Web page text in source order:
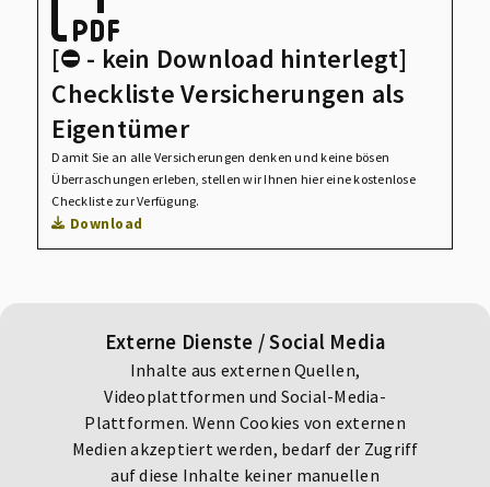
[⛔️ - kein Download hinterlegt]
Checkliste Versicherungen als
Eigentümer
Damit Sie an alle Versicherungen denken und keine bösen
Überraschungen erleben, stellen wir Ihnen hier eine kostenlose
Checkliste zur Verfügung.
Download
Externe Dienste / Social Media
Inhalte aus externen Quellen,
Videoplattformen und Social-Media-
Plattformen. Wenn Cookies von externen
Medien akzeptiert werden, bedarf der Zugriff
auf diese Inhalte keiner manuellen